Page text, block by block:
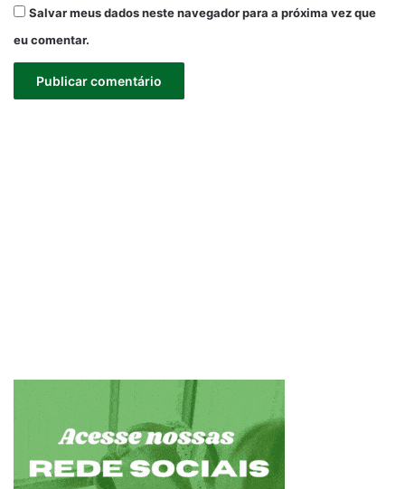
Salvar meus dados neste navegador para a próxima vez que
eu comentar.